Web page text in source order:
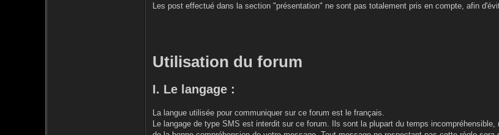
Les post effectué dans la section "présentation" ne sont pas totalement pris en compte, afin
Utilisation du forum
I. Le langage :
La langue utilisée pour communiquer sur ce forum est le français.
Le langage de type SMS est interdit sur ce forum. Ils sont la plupart du temps